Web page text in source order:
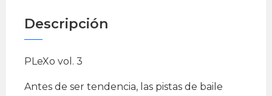
Descripción
PLeXo vol. 3
Antes de ser tendencia, las pistas de baile